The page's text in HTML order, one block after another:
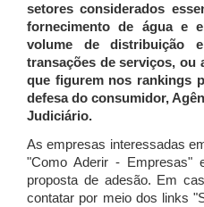
setores considerados
fornecimento de água e
volume de distribuição
transações de serviços, ou
que figurem nos rankings
defesa do consumidor,
Judiciário.
As empresas interessadas
"Como Aderir - Empresas"
proposta de adesão. Em
contatar por meio dos links